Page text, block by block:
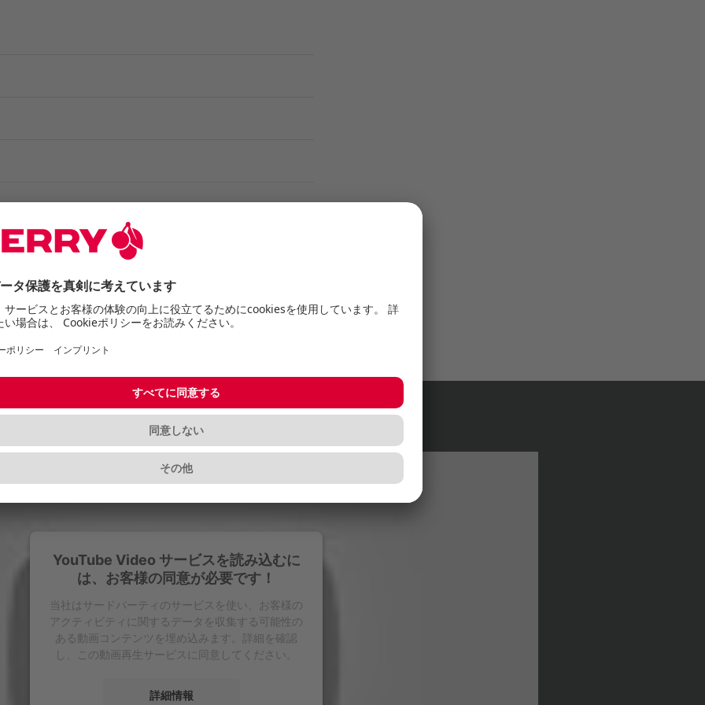
YouTube Video サービスを読み込むに
は、お客様の同意が必要です！
当社はサードパーティのサービスを使い、お客様の
アクティビティに関するデータを収集する可能性の
ある動画コンテンツを埋め込みます。詳細を確認
し、この動画再生サービスに同意してください。
詳細情報